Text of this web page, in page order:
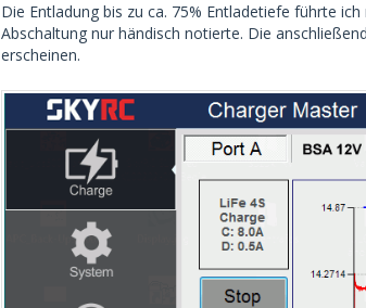
Die Entladung bis zu ca. 75% Entladetiefe führte
Abschaltung nur händisch notierte. Die
erscheinen.